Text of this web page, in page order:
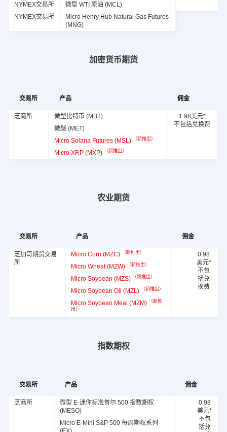
NYMEX交易所
微型 WTI 原油 (MCL)
NYMEX交易所
Micro Henry Hub Natural Gas Futures
(MNG)
加密货币期货
交易所 产品 佣金
芝商所 微型比特币 (MBT)
1.98美元*
不包括兑换费
微醚 (MET)
Micro Solana Futures (MSL)
（新推出）
Micro XRP (MXP) （新推出）
农业期货
交易所 产品 佣金
芝加哥期货交易
所
Micro Corn (MZC) （新推出）
0.98
美元*
不包
括兑
换费
Micro Wheat (MZW) （新推出）
Micro Soybean (MZS) （新推出）
Micro Soybean Oil (MZL) （新推出）
Micro Soybean Meal (MZM)
（新推
出）
指数期权
交易所 产品 佣金
芝商所
微型 E-迷你标准普尔 500 指数期权
(MESO)
0.98
美元*
不包
括兑
Micro E-Mini S&P 500 每周期权系列